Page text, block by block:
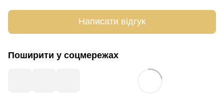
Написати відгук
Поширити у соцмережах